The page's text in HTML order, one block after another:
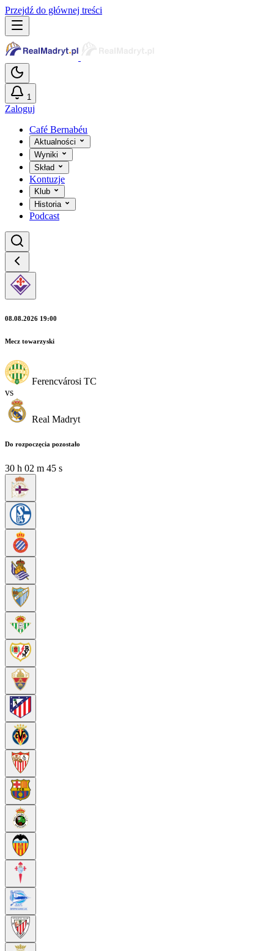
Przejdź do głównej treści
1
Zaloguj
Café Bernabéu
Aktualności
Wyniki
Skład
Kontuzje
Klub
Historia
Podcast
08.08.2026 19:00
Mecz towarzyski
Ferencvárosi TC
vs
Real Madryt
Do rozpoczęcia pozostało
30 h 02 m 45 s